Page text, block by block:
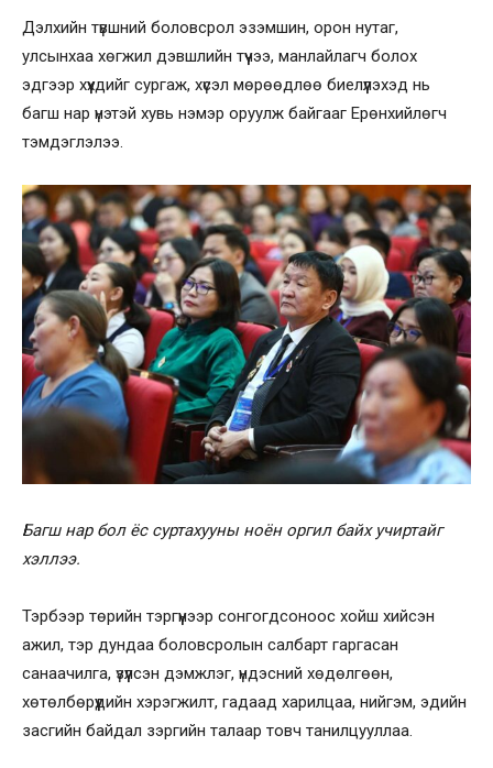
Дэлхийн түвшний боловсрол эзэмшин, орон нутаг,
улсынхаа хөгжил дэвшлийн түүчээ, манлайлагч болох
эдгээр хүүхдийг сургаж, хүсэл мөрөөдлөө биелүүлэхэд нь
багш нар үнэтэй хувь нэмэр оруулж байгааг Ерөнхийлөгч
тэмдэглэлээ.
Багш нар бол ёс суртахууны ноён оргил байх учиртайг
хэллээ.
Тэрбээр төрийн тэргүүнээр сонгогдсоноос хойш хийсэн
ажил, тэр дундаа боловсролын салбарт гаргасан
санаачилга, үзүүлсэн дэмжлэг, үндэсний хөдөлгөөн,
хөтөлбөрүүдийн хэрэгжилт, гадаад харилцаа, нийгэм, эдийн
засгийн байдал зэргийн талаар товч танилцууллаа.